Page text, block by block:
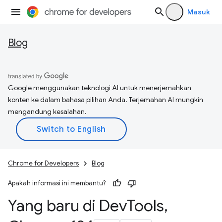
Masuk
Blog
Google menggunakan teknologi AI untuk menerjemahkan
konten ke dalam bahasa pilihan Anda. Terjemahan AI mungkin
mengandung kesalahan.
Chrome for Developers Blog
Apakah informasi ini membantu?
Yang baru di DevTools,